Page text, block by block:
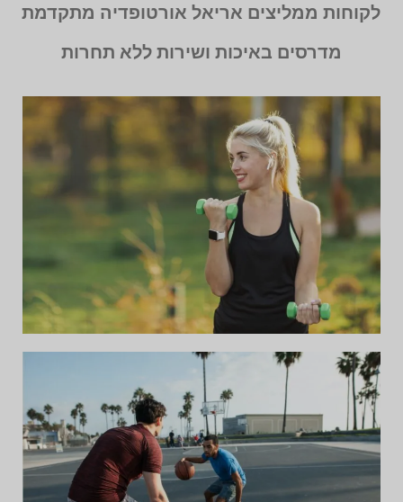
לקוחות ממליצים אריאל אורטופדיה מתקדמת
מדרסים באיכות ושירות ללא תחרות